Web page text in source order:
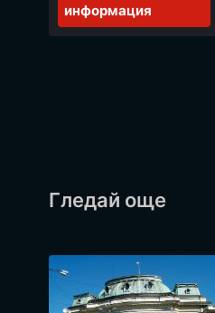
информация
Гледай още